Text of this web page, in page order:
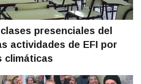
presenciales del
actividades de EFI por
climáticas